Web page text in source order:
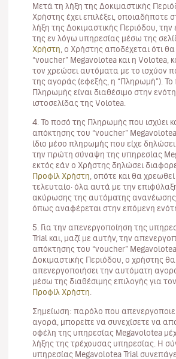
Μετά τη λήξη της Δοκιμαστικής
Χρήστης έχει επιλέξει, οποιαδήποτε
λήξη της Δοκιμαστικής Περιόδου,
της εν λόγω υπηρεσίας μέσω της
Χρήστη , ο Χρήστης αποδέχεται ότι
“voucher” Megavolotea και η Volotea,
τον χρεώσει αυτόματα με το ισχύον
της αγοράς (εφεξής, η “Πληρωμή”). Το
Πληρωμής είναι διαθέσιμο στην
ιστοσελίδας της Volotea.
4. Το ποσό της Πληρωμής που ισχύει
απόκτησης του “voucher”
ίδιο μέσο πληρωμής που είχε
την πρώτη σύναψη της υπηρεσίας
εκτός εάν ο Χρήστης δηλώσει
Προφίλ Χρήστη , οπότε και θα
τελευταίο· όλα αυτά με την
ακύρωσης της αυτόματης ανανέωσης
όπως αναφέρεται στην επόμενη
5. Για την απενεργοποίηση της
Trial και, μαζί με αυτήν, την
απόκτησης του “voucher”
Δοκιμαστικής Περιόδου, ο χρήστης
απενεργοποιήσει την αυτόματη
μέσω της διαθέσιμης επιλογής για
Προφίλ Χρήστη
Σημείωση: παρόλο που
αγορά, μπορείτε να συνεχίσετε να
οφέλη της υπηρεσίας Megavolotea
λήξης της τρέχουσας υπηρεσίας. Η
υπηρεσίας Megavolotea Trial